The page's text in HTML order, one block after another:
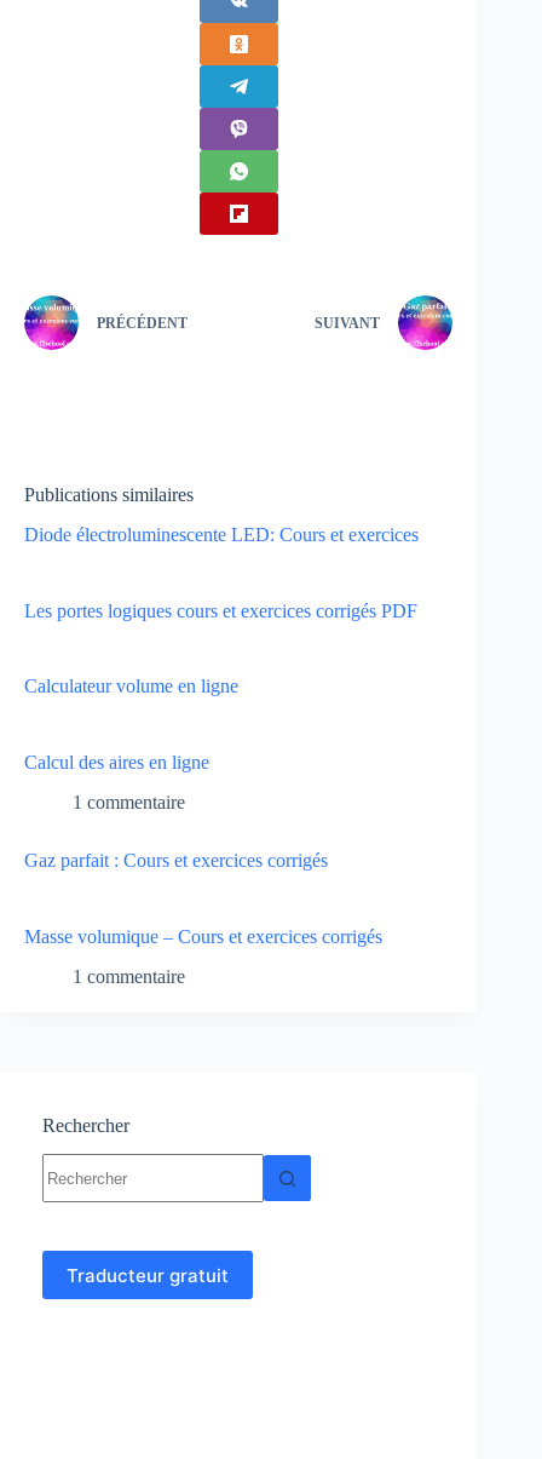
PRÉCÉDENT SUIVANT
Publications similaires
Diode électroluminescente LED: Cours et exercices
Les portes logiques cours et exercices corrigés PDF
Calculateur volume en ligne
Calcul des aires en ligne
1 commentaire
Gaz parfait : Cours et exercices corrigés
Masse volumique – Cours et exercices corrigés
1 commentaire
Rechercher
résultat
Traducteur gratuit